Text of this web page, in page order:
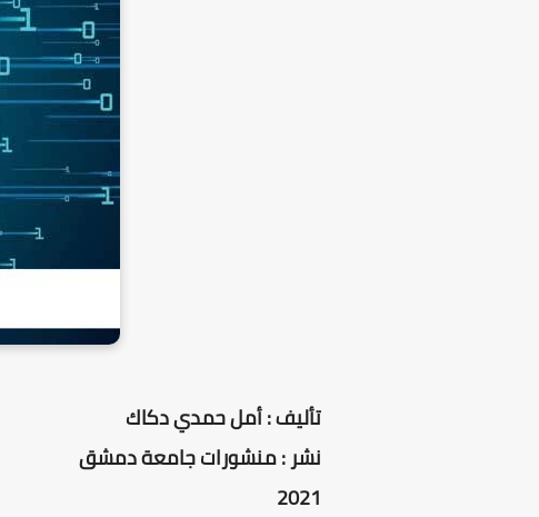
تأليف : أمل حمدي دكاك
نشر : منشورات جامعة دمشق
2021